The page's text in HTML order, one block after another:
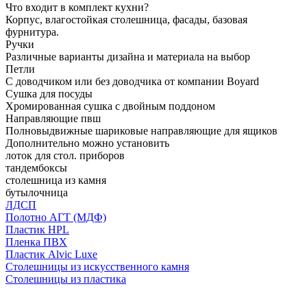
Что входит в комплект кухни?
Корпус, влагостойкая столешница, фасады, базовая
фурнитура.
Ручки
Различные варианты дизайна и материала на выбор
Петли
С доводчиком или без доводчика от компании Boyard
Сушка для посуды
Хромированная сушка с двойным поддоном
Направляющие пвш
Полновыдвижные шариковые направляющие для ящиков
Дополнительно можно установить
лоток для стол. приборов
тандембоксы
столешница из камня
бутылочница
ЛДСП
Полотно АГТ (МДФ)
Пластик HPL
Пленка ПВХ
Пластик Alvic Luxe
Столешницы из искусственного камня
Столешницы из пластика